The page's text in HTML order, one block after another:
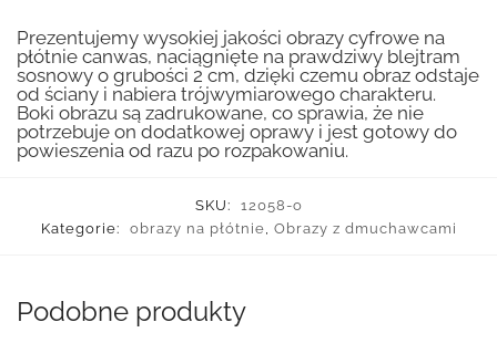
Prezentujemy wysokiej jakości obrazy cyfrowe na
płótnie canwas, naciągnięte na prawdziwy blejtram
sosnowy o grubości 2 cm, dzięki czemu obraz odstaje
od ściany i nabiera trójwymiarowego charakteru.
Boki obrazu są zadrukowane, co sprawia, że nie
potrzebuje on dodatkowej oprawy i jest gotowy do
powieszenia od razu po rozpakowaniu.
SKU:
12058-o
Kategorie:
obrazy na płótnie Obrazy z dmuchawcami
Podobne produkty